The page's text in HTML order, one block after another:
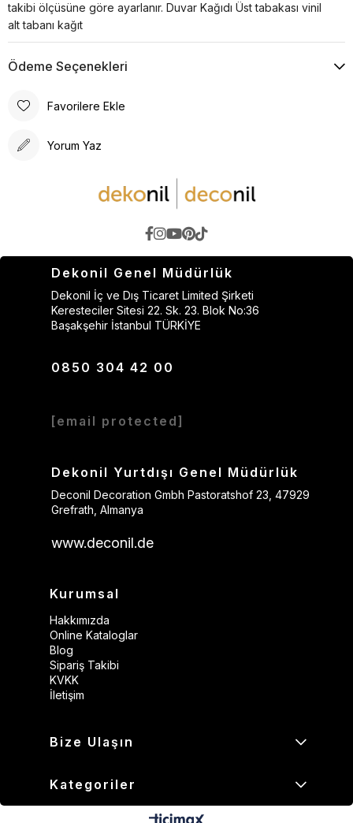
takibi ölçüsüne göre ayarlanır. Duvar Kağıdı Üst tabakası vinil
alt tabanı kağıt
Ödeme Seçenekleri
Favorilere Ekle
Yorum Yaz
Dekonil Genel Müdürlük
Dekonil İç ve Dış Ticaret Limited Şirketi
Keresteciler Sitesi 22. Sk. 23. Blok No:36
Başakşehir İstanbul TÜRKİYE
0850 304 42 00
[email protected]
Dekonil Yurtdışı Genel Müdürlük
Deconil Decoration Gmbh Pastoratshof 23, 47929
Grefrath, Almanya
www.deconil.de
Kurumsal
Hakkımızda
Online Kataloglar
Blog
Sipariş Takibi
KVKK
İletişim
Bize Ulaşın
Kategoriler